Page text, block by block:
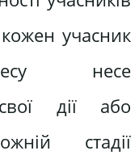
учасник
несе
дії або
стадії